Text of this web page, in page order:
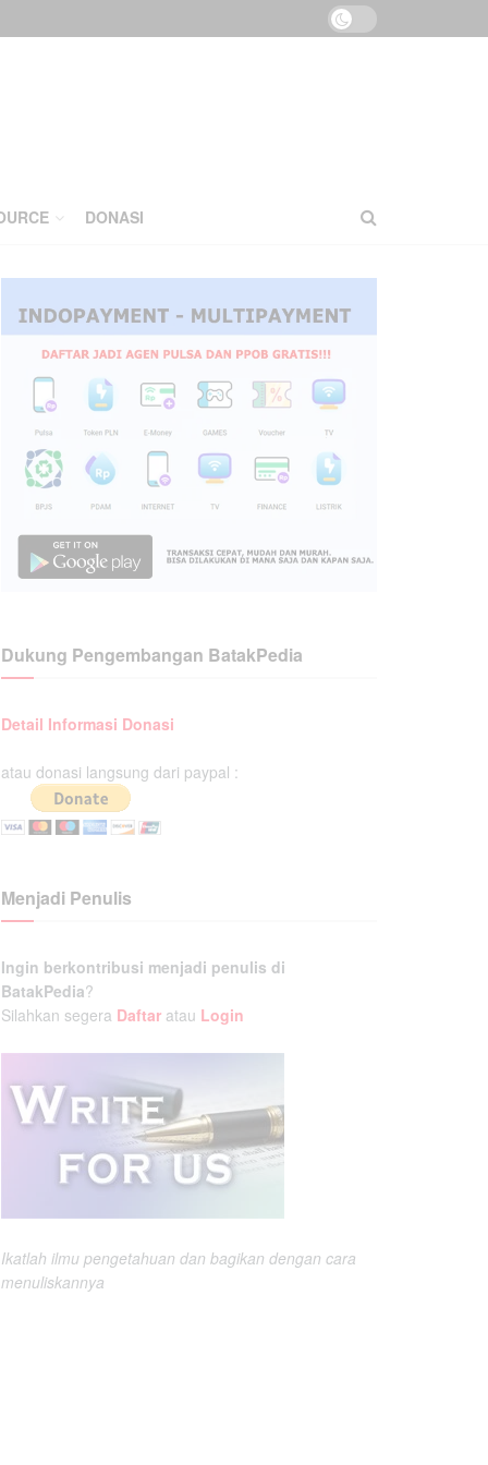
DONASI
Dukung Pengembangan BatakPedia
Detail Informasi Donasi
atau donasi langsung dari paypal :
Menjadi Penulis
Ingin berkontribusi menjadi penulis di
BatakPedia?
Silahkan segera Daftar atau Login
Ikatlah ilmu pengetahuan dan bagikan dengan cara
menuliskannya